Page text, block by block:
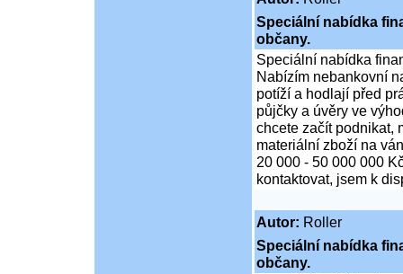
Speciální nabídka
občany.
Speciální nabídka
Nabízím nebankovní
potíží a hodlají před
půjčky a úvěry ve
chcete začít podnikat,
materiální zboží na
20 000 - 50 000 000
kontaktovat, jsem k
Autor: Roller
Speciální nabídka
občany.